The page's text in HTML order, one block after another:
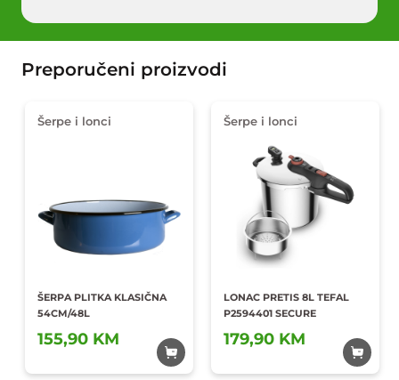
Preporučeni proizvodi
Šerpe i lonci
ŠERPA PLITKA KLASIČNA
54CM/48L
155,90 KM
omiljene
Šerpe i lonci
LONAC PRETIS 8L TEFAL
P2594401 SECURE
179,90 KM
omiljene